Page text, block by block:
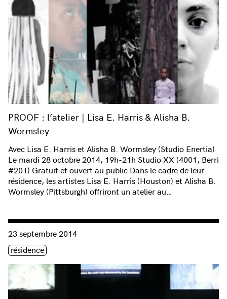
PROOF : l’atelier | Lisa E. Harris & Alisha B.
Wormsley
Avec Lisa E. Harris et Alisha B. Wormsley (Studio Enertia)
Le mardi 28 octobre 2014, 19h-21h Studio XX (4001, Berri
#201) Gratuit et ouvert au public Dans le cadre de leur
résidence, les artistes Lisa E. Harris (Houston) et Alisha B.
Wormsley (Pittsburgh) offriront un atelier au…
Consulter « PROOF | Lisa E. Harris & Alisha B. Wormsley »
23 septembre 2014
Étiquette(s)
résidence